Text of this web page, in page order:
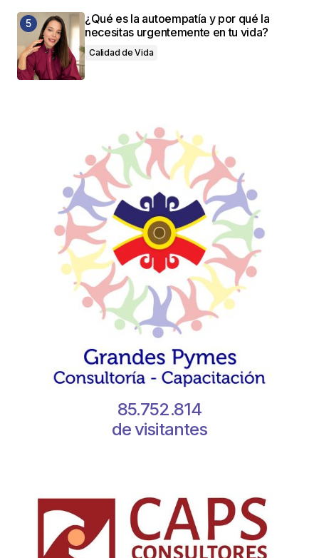
¿Qué es la autoempatía y por qué la
necesitas urgentemente en tu vida?
Calidad de Vida
85.752.814
de visitantes